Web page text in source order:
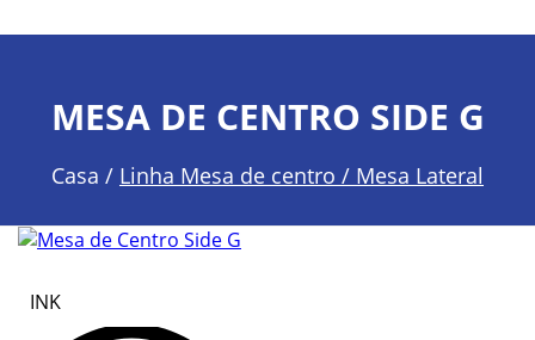
MESA DE CENTRO SIDE G
Casa / Linha Mesa de centro / Mesa Lateral
INK